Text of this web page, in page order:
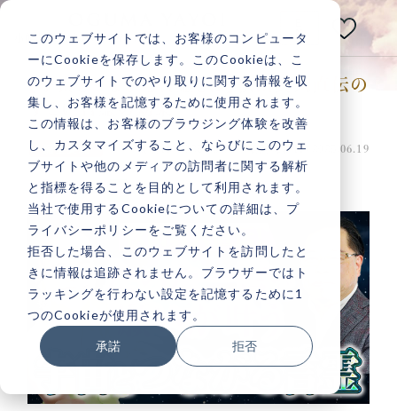
このウェブサイトでは、お客様のコンピュータ
ーにCookieを保存します。このCookieは、こ
のウェブサイトでのやり取りに関する情報を収
集し、お客様を記憶するために使用されます。
この情報は、お客様のブラウジング体験を改善
し、カスタマイズすること、ならびにこのウェ
ブサイトや他のメディアの訪問者に関する解析
と指標を得ることを目的として利用されます。
当社で使用するCookieについての詳細は、プ
ライバシーポリシーをご覧ください。
拒否した場合、このウェブサイトを訪問したと
きに情報は追跡されません。ブラウザーではト
ラッキングを行わない設定を記憶するために1
つのCookieが使用されます。
承諾 拒否
小熊弥生公式メディアサイト
N
あなたの人生は
いつだって変えられる！
記事検索
人気記事一覧
【宇宙とつながる言霊とは】秋山眞人直伝の
すごい言霊の効果
願望実現 投稿日：2025.06.18 最終更新日：2025.06.19